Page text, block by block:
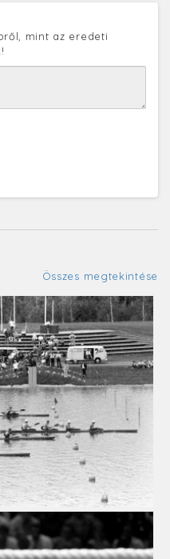
mint az eredeti
Összes megtekintése